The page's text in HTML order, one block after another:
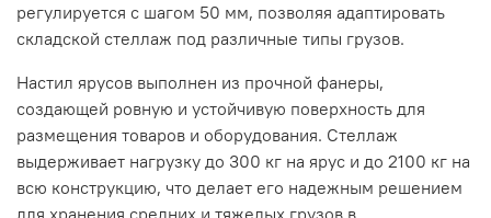
регулируется с шагом 50 мм, позволяя адаптировать
складской стеллаж под различные типы грузов.
Настил ярусов выполнен из прочной фанеры,
создающей ровную и устойчивую поверхность для
размещения товаров и оборудования. Стеллаж
выдерживает нагрузку до 300 кг на ярус и до 2100 кг на
всю конструкцию, что делает его надежным решением